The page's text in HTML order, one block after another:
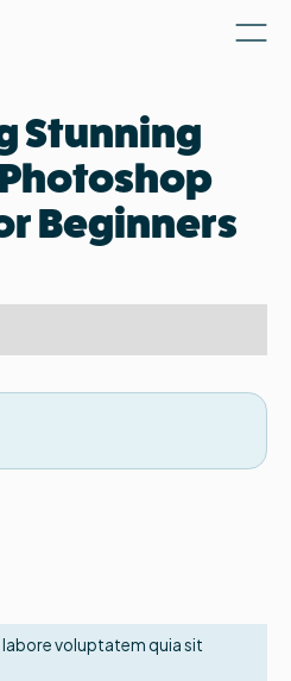
Stunning
Beginners
voluptatem quia sit